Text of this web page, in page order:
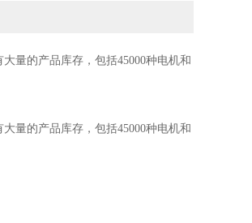
量的产品库存，包括45000种电机和
量的产品库存，包括45000种电机和